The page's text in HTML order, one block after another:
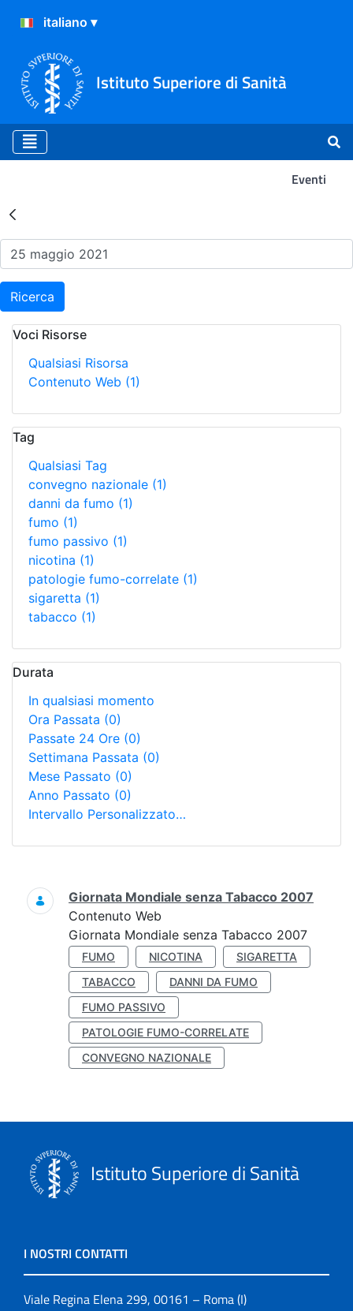
Istituto Superiore di Sanità
Eventi
Risultati della Ricerca -
Ricerca
Voci Risorse
Qualsiasi Risorsa
Contenuto Web (1)
Tag
Qualsiasi Tag
convegno nazionale (1)
danni da fumo (1)
fumo (1)
fumo passivo (1)
nicotina (1)
patologie fumo-correlate (1)
sigaretta (1)
tabacco (1)
Durata
In qualsiasi momento
Ora Passata (0)
Passate 24 Ore (0)
Settimana Passata (0)
Mese Passato (0)
Anno Passato (0)
Intervallo Personalizzato…
Ricerca
Giornata Mondiale senza Tabacco 2007
Contenuto Web
Giornata Mondiale senza Tabacco 2007
FUMO NICOTINA
SIGARETTA
TABACCO
DANNI DA FUMO
FUMO PASSIVO
PATOLOGIE FUMO-CORRELATE
CONVEGNO NAZIONALE
Istituto Superiore di Sanità
I NOSTRI CONTATTI
Viale Regina Elena 299, 00161 – Roma (I)